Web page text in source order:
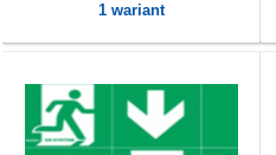
1 wariant